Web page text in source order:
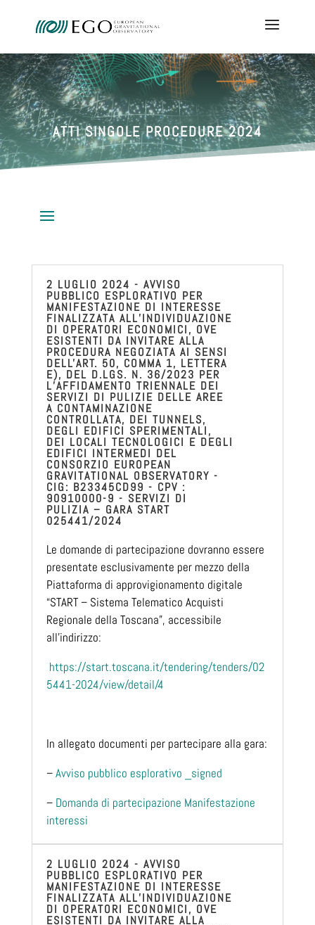
ATTI SINGOLE PROCEDURE 2024
2 LUGLIO 2024 - AVVISO
PUBBLICO ESPLORATIVO PER
MANIFESTAZIONE DI INTERESSE
FINALIZZATA ALL’INDIVIDUAZIONE
DI OPERATORI ECONOMICI, OVE
ESISTENTI DA INVITARE ALLA
PROCEDURA NEGOZIATA AI SENSI
DELL'ART. 50, COMMA 1, LETTERA
E), DEL D.LGS. N. 36/2023 PER
L’AFFIDAMENTO TRIENNALE DEI
SERVIZI DI PULIZIE DELLE AREE
A CONTAMINAZIONE
CONTROLLATA, DEI TUNNELS,
DEGLI EDIFICI SPERIMENTALI,
DEI LOCALI TECNOLOGICI E DEGLI
EDIFICI INTERMEDI DEL
CONSORZIO EUROPEAN
GRAVITATIONAL OBSERVATORY -
CIG: B23345CD99 - CPV :
90910000-9 - SERVIZI DI
PULIZIA – GARA START
025441/2024
Le domande di partecipazione dovranno essere
presentate esclusivamente per mezzo della
Piattaforma di approvigionamento digitale
“START – Sistema Telematico Acquisti
Regionale della Toscana”, accessibile
all’indirizzo:
https://start.toscana.it/tendering/tenders/02
5441-2024/view/detail/4
In allegato documenti per partecipare alla gara:
–Avviso pubblico esplorativo _signed
– Domanda di partecipazione Manifestazione
interessi
2 LUGLIO 2024 - AVVISO
PUBBLICO ESPLORATIVO PER
MANIFESTAZIONE DI INTERESSE
FINALIZZATA ALL’INDIVIDUAZIONE
DI OPERATORI ECONOMICI, OVE
ESISTENTI DA INVITARE ALLA